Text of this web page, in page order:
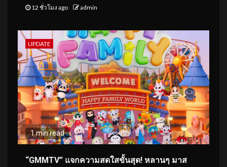
12 ชั่วโมง ago admin
UPDATE
1 min read
“GMMTV” แจกความสดใสขั้นสุด! หลานๆ มาส